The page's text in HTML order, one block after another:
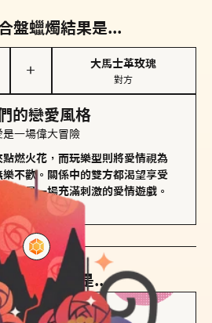
盤蠟燭結果是...
＋
大馬士革玫瑰
對方
的戀愛風格
是一場偉大冒險
燃火花，而玩樂型則將愛情視為
不歡。關係中的雙方都渴望享受
像是一場充滿刺激的愛情遊戲。
主調蠟燭是...